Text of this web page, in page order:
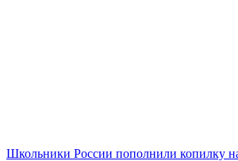
Школьники России пополнили копилку